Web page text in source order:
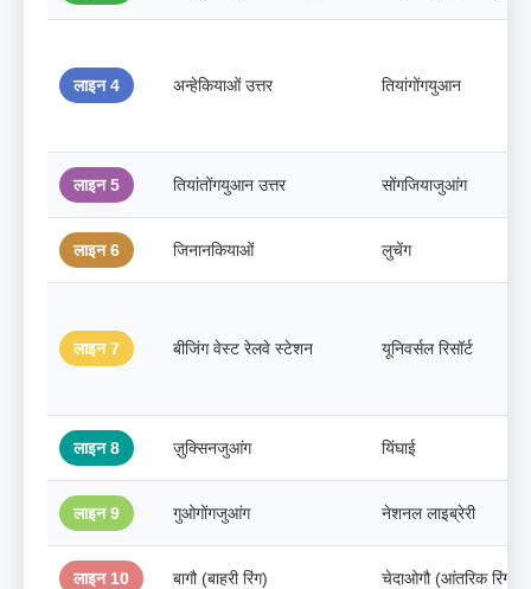
लाइन 4 अन्हेकियाओं उत्तर तियांगोंगयुआन
लाइन 5 तियांतोंगयुआन उत्तर सोंगजियाजुआंग
लाइन 6 जिनानकियाओं लुचेंग
लाइन 7 बीजिंग वेस्ट रेलवे स्टेशन यूनिवर्सल रिसॉर्ट
लाइन 8 ज़ुक्सिनजुआंग यिंघाई
लाइन 9 गुओगोंगजुआंग नेशनल लाइब्रेरी
लाइन 10 बागौ (बाहरी रिंग) चेदाओगौ (आंतरिक रिंग)